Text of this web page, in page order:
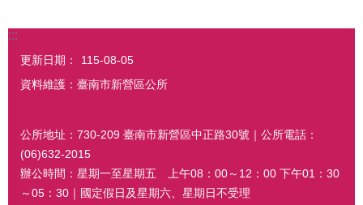
:::
更新日期：
115-08-05
資料維護：臺南市新營區公所
公所地址：730-209 臺南市新營區中正路30號｜公所電話：
(06)632-2015
辦公時間：星期一至星期五 上午08：00～12：00 下午01：30
～05：30｜國定假日及星期六、星期日不受理